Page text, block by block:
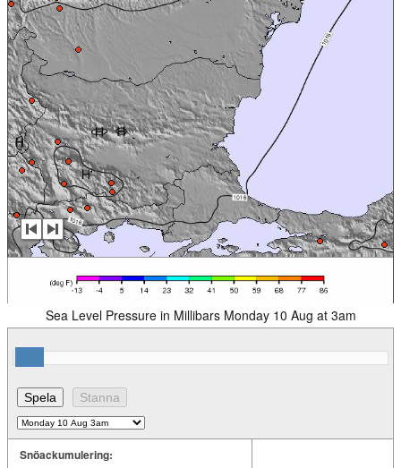
Sea Level Pressure in Millibars Monday 10 Aug at 3am
Snöackumulering: